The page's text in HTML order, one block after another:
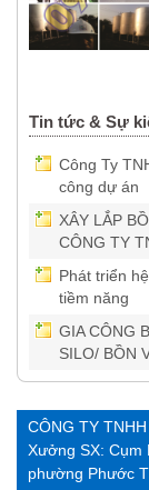
Tin tức & Sự
Công Ty
công dự án
XÂY LẮP
CÔNG TY
Phát triển
tiềm năng
GIA CÔNG
SILO/ BỒN
CÔNG TY
Xưởng SX: Cụm
phường Phước